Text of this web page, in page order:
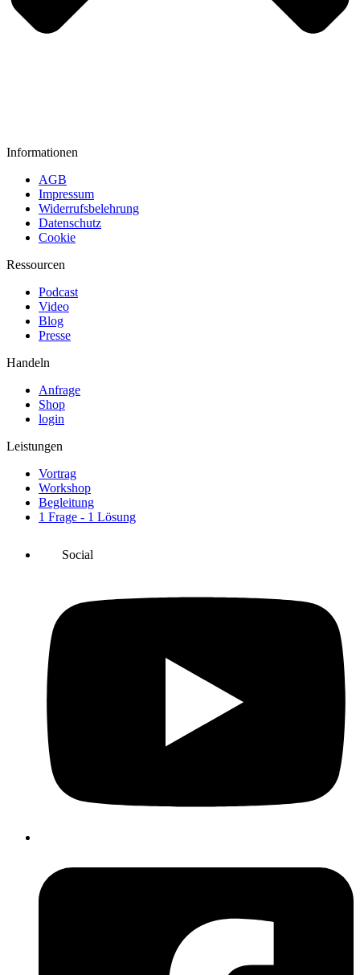
Informationen
AGB
Impressum
Widerrufsbelehrung
Datenschutz
Cookie
Ressourcen
Podcast
Video
Blog
Presse
Handeln
Anfrage
Shop
login
Leistungen
Vortrag
Workshop
Begleitung
1 Frage - 1 Lösung
Social